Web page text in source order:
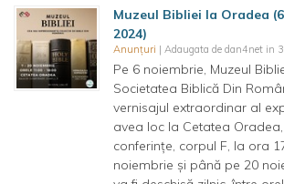
Muzeul Bibliei la Oradea
2024)
Anunțuri | Adaugata de dan4net in
Pe 6 noiembrie, Muzeul
Societatea Biblică Din
vernisajul extraordinar al
avea loc la Cetatea
conferințe, corpul F, la ora
noiembrie și până pe 20